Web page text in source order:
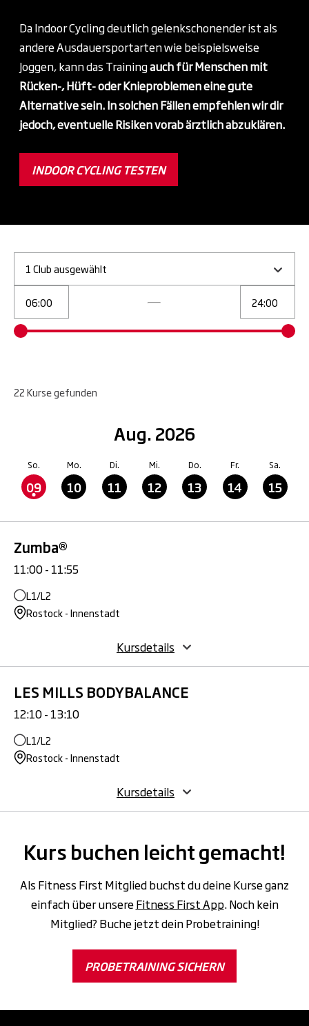
Da Indoor Cycling deutlich gelenkschonender ist als
andere Ausdauersportarten wie beispielsweise
Joggen, kann das Trainingauch für Menschen mit
Rücken-, Hüft- oder Knieproblemen eine gute
Alternative sein. In solchen Fällen empfehlen wir dir
jedoch, eventuelle Risiken vorab ärztlich abzuklären.
INDOOR CYCLING TESTEN
1 Club ausgewählt
22Kursegefunden
Aug. 2026
So.
09
Mo.
10
Di.
11
Mi.
12
Do.
13
Fr.
14
Sa.
15
Zumba®
11:00 - 11:55
L1/L2
Rostock - Innenstadt
Kursdetails
LES MILLS BODYBALANCE
12:10 - 13:10
L1/L2
Rostock - Innenstadt
Kursdetails
Kurs buchen leicht gemacht!
Als Fitness First Mitglied buchst du deine Kurse ganz
einfach über unsereFitness First App. Noch kein
Mitglied? Buche jetzt dein Probetraining!
PROBETRAINING SICHERN